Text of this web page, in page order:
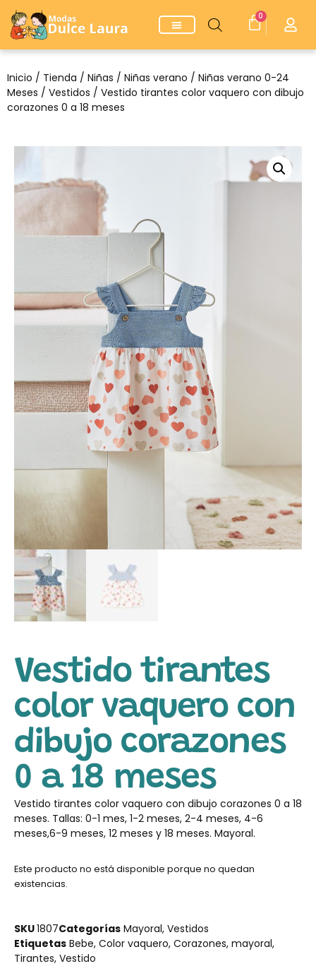
0
Inicio / Tienda / Niñas / Niñas verano / Niñas verano 0-24
Meses / Vestidos / Vestido tirantes color vaquero con dibujo
corazones 0 a 18 meses
Vestido tirantes
color vaquero con
dibujo corazones
0 a 18 meses
Vestido tirantes color vaquero con dibujo corazones 0 a 18
meses. Tallas: 0-1 mes, 1-2 meses, 2-4 meses, 4-6
meses,6-9 meses, 12 meses y 18 meses. Mayoral.
Este producto no está disponible porque no quedan
existencias.
SKU1807Categorías Mayoral, Vestidos
Etiquetas Bebe, Color vaquero, Corazones, mayoral,
Tirantes, Vestido